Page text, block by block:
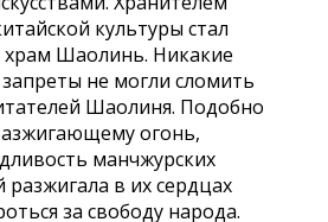
культуры стал
Шаолинь. Никакие
не могли сломить
Шаолиня. Подобно
огонь,
манчжурских
разжигала в их сердцах
за свободу народа.